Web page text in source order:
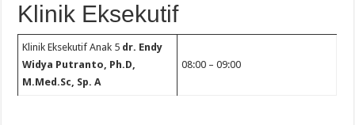
Klinik Eksekutif
Klinik Eksekutif Anak 5 dr. Endy
Widya Putranto, Ph.D,
M.Med.Sc, Sp. A
08:00 – 09:00